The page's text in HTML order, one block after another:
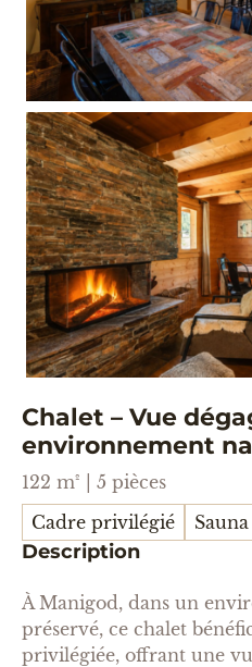
Chalet – Vue
environnement
122 m² | 5 pièces
Cadre privilégié
Description
À Manigod, dans un
préservé, ce chalet
privilégiée, offrant une